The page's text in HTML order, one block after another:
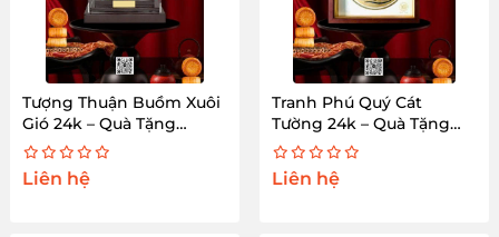
Tượng Thuận Buồm Xuôi
Gió 24k – Quà Tặng
Thành Công
Liên hệ
Tranh Phú Quý Cát
Tường 24k – Quà Tặng
Phong Thủy
Liên hệ